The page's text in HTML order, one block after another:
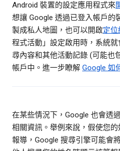
Android 裝置的設定應用程式來
想讓 Google 透過已登入帳戶的
製成私人地圖，也可以開啟定位
程式活動」設定啟用時，系統
尋內容和其他活動記錄 (可能也
帳戶中。進一步瞭解 Google 如
在某些情況下，Google 也會透過
相關資訊。舉例來說，假使您
報導，Google 搜尋引擎可能會